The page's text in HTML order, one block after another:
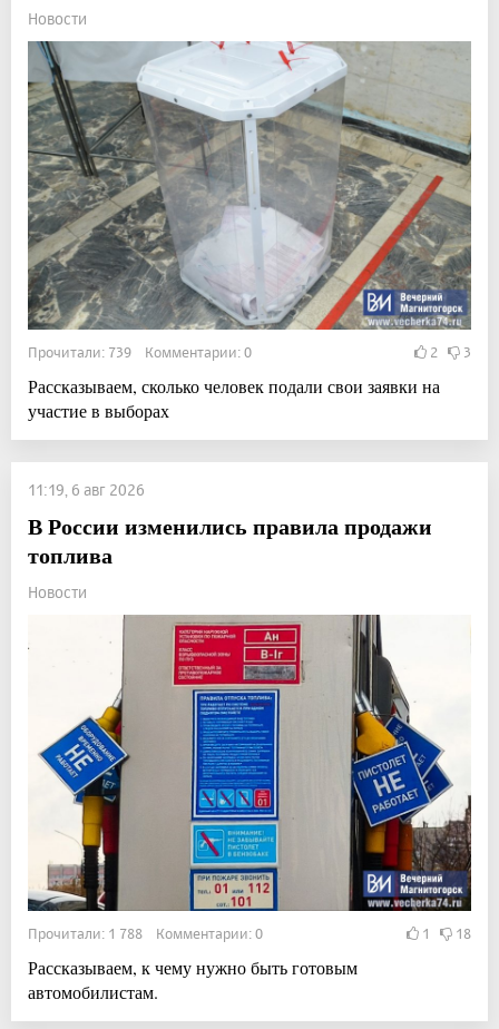
Новости
Прочитали: 739 Комментарии: 0 2 3
Рассказываем, сколько человек подали свои заявки на
участие в выборах
11:19, 6 авг 2026
В России изменились правила продажи
топлива
Новости
Прочитали: 1 788 Комментарии: 0 1 18
Рассказываем, к чему нужно быть готовым
автомобилистам.